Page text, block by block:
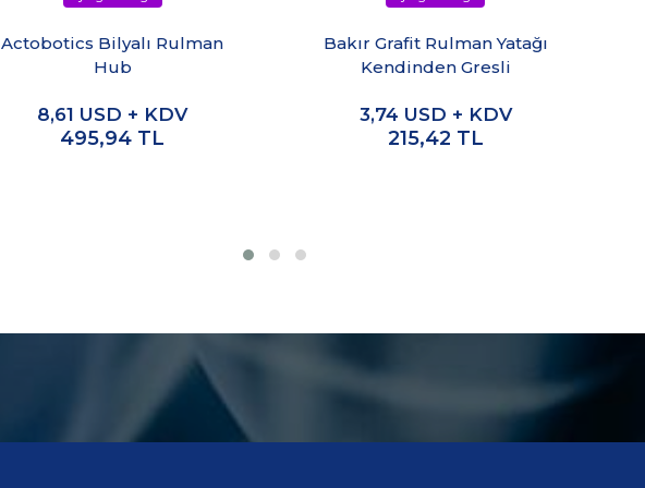
Actobotics Bilyalı Rulman
Hub
8,61 USD + KDV
495,94 TL
Bakır Grafit Rulman Yatağı
Kendinden Gresli
3,74 USD + KDV
215,42 TL